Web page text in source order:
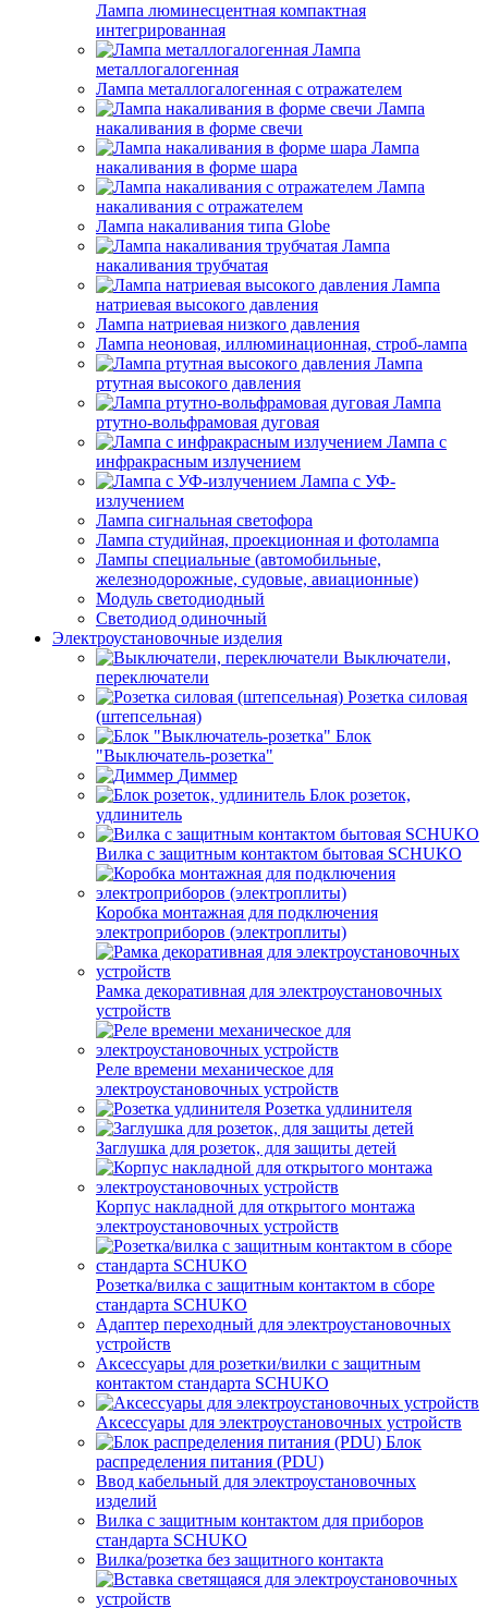
Лампа люминесцентная компактная
интегрированная
Лампа
металлогалогенная
Лампа металлогалогенная с отражателем
Лампа
накаливания в форме свечи
Лампа
накаливания в форме шара
Лампа
накаливания с отражателем
Лампа накаливания типа Globe
Лампа
накаливания трубчатая
Лампа
натриевая высокого давления
Лампа натриевая низкого давления
Лампа неоновая, иллюминационная, строб-лампа
Лампа
ртутная высокого давления
Лампа
ртутно-вольфрамовая дуговая
Лампа с
инфракрасным излучением
Лампа с УФ-
излучением
Лампа сигнальная светофора
Лампа студийная, проекционная и фотолампа
Лампы специальные (автомобильные,
железнодорожные, судовые, авиационные)
Модуль светодиодный
Светодиод одиночный
Электроустановочные изделия
Выключатели,
переключатели
Розетка силовая
(штепсельная)
Блок
"Выключатель-розетка"
Диммер
Блок розеток,
удлинитель
Вилка с защитным контактом бытовая SCHUKO
Коробка монтажная для подключения
электроприборов (электроплиты)
Рамка декоративная для электроустановочных
устройств
Реле времени механическое для
электроустановочных устройств
Розетка удлинителя
Заглушка для розеток, для защиты детей
Корпус накладной для открытого монтажа
электроустановочных устройств
Розетка/вилка с защитным контактом в сборе
стандарта SCHUKO
Адаптер переходный для электроустановочных
устройств
Аксессуары для розетки/вилки с защитным
контактом стандарта SCHUKO
Аксессуары для электроустановочных устройств
Блок
распределения питания (PDU)
Ввод кабельный для электроустановочных
изделий
Вилка с защитным контактом для приборов
стандарта SCHUKO
Вилка/розетка без защитного контакта